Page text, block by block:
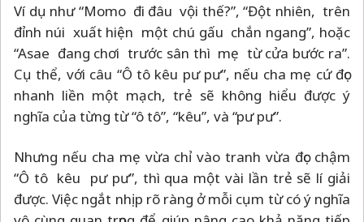
Ví dụ như “Momo đi đâu vội thế?”, “Đột nhiên, trên
đỉnh núi xuất hiện một chú gấu chắn ngang”, hoặc
“Asae đang chơi trước sân thì mẹ từ cửa bước ra”.
Cụ thể, với câu “Ô tô kêu pư pư”, nếu cha mẹ cứ đọc
nhanh liền một mạch, trẻ sẽ không hiểu được ý
nghĩa của từng từ “ô tô”, “kêu”, và “pư pư”.
Nhưng nếu cha mẹ vừa chỉ vào tranh vừa đọc chậm
“Ô tô kêu pư pư”, thì qua một vài lần trẻ sẽ lí giải
được. Việc ngắt nhịp rõ ràng ở mỗi cụm từ có ý nghĩa